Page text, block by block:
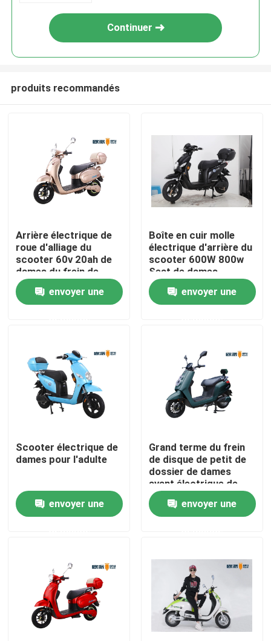
Maison
Au sujet de nous
Visite d'usine
Contrôle de qualité
Demandez une citation
Scooter broyé du noir électrique
Scooteur électrique
Scooter électrique de mobilité
Continuer
produits recommandés
Arrière électrique de
roue d'alliage du
scooter 60v 20ah de
dames du frein de
main 650W
envoyer une
Boîte en cuir molle
électrique d'arrière du
scooter 600W 800w
Seat de dames
fraîches noires de
couleurenvoyer une
Scooter électrique de
dames pour l'adulte
envoyer une
Grand terme du frein
de disque de petit de
dossier de dames
avant électrique de
scooter long 600W
60km envoyer une